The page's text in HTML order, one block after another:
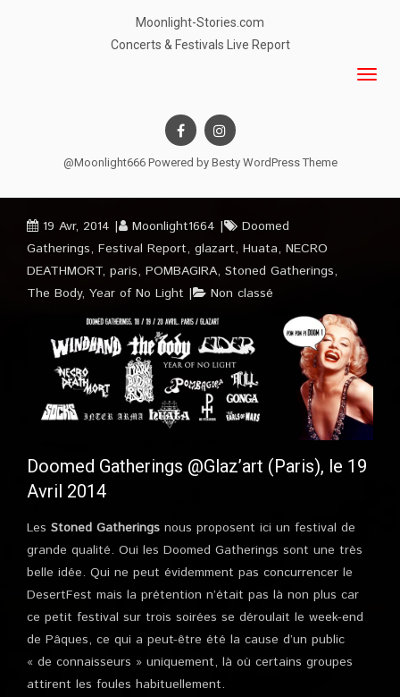
Moonlight-Stories.com
Concerts & Festivals Live Report
@Moonlight666 Powered by Besty WordPress Theme
19 Avr, 2014 Moonlight1664
Doomed
Gatherings, Festival Report, glazart, Huata, NECRO
DEATHMORT, paris, POMBAGIRA, Stoned Gatherings,
The Body, Year of No Light Non classé
Doomed Gatherings @Glaz’art (Paris), le 19
Avril 2014
Les Stoned Gatherings nous proposent ici un festival de
grande qualité. Oui les Doomed Gatherings sont une très
belle idée. Qui ne peut évidemment pas concurrencer le
DesertFest mais la prétention n’était pas là non plus car
ce petit festival sur trois soirées se déroulait le week-end
de Pâques, ce qui a peut-être été la cause d’un public
« de connaisseurs » uniquement, là où certains groupes
attirent les foules habituellement.